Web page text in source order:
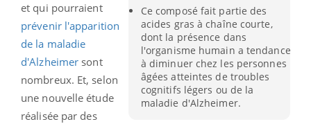
Ce composé fait partie des
acides gras à chaîne courte,
dont la présence dans
l'organisme humain a tendance
à diminuer chez les personnes
âgées atteintes de troubles
cognitifs légers ou de la
maladie d'Alzheimer.
et qui pourraient
prévenir l'apparition
de la maladie
d'Alzheimer sont
nombreux. Et, selon
une nouvelle étude
réalisée par des